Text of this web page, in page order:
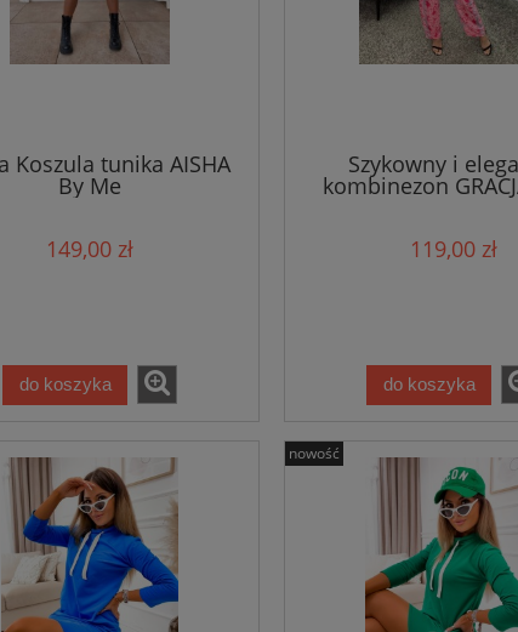
Koszula tunika AISHA
By Me
149,00 zł
do koszyka
Szykowny i
kombinezon
119,00 zł
do koszyka
nowość